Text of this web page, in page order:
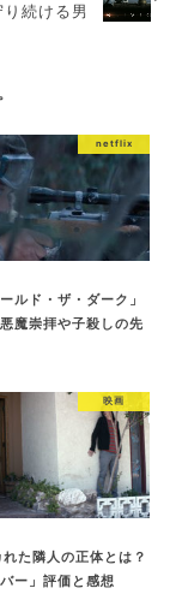
り続ける男
netflix
ルド・ザ・ダーク」
魔崇拝や子殺しの先
映画
れた隣人の正体とは？
ー」評価と感想